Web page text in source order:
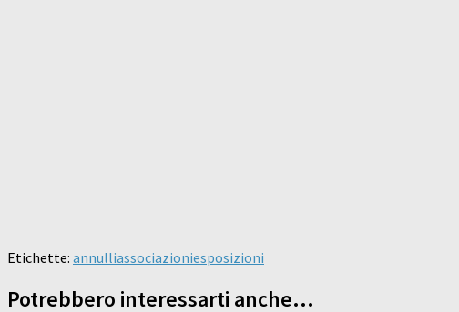
Etichette: annulliassociazioniesposizioni
Potrebbero interessarti anche...